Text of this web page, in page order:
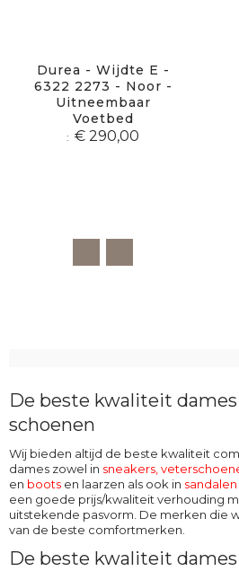
Durea - Wijdte E -
6322 2273 - Noor -
Uitneembaar
Voetbed
€ 290,00
De beste kwaliteit
schoenen
Wij bieden altijd de beste kwaliteit
dames zowel in sneakers,
en boots en laarzen als ook in sandalen
een goede prijs/kwaliteit verhouding
uitstekende pasvorm. De merken die
van de beste comfortmerken.
De beste kwaliteit